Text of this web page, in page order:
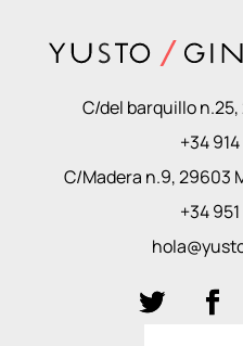
C/del barquillo
+34
C/Madera n.9, 29603
+34